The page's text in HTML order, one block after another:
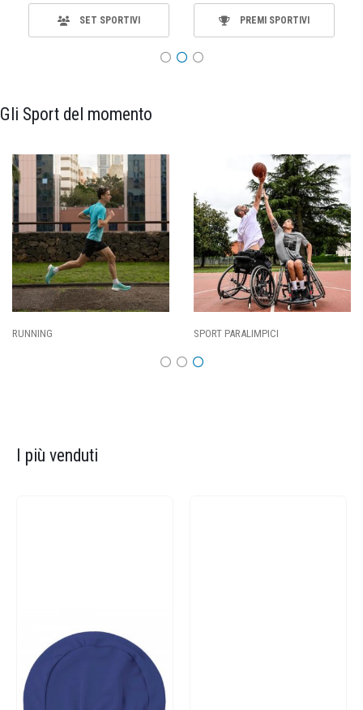
SET SPORTIVI PREMI SPORTIVI
Gli Sport del momento
SPORT PARALIMPICI CALCIO
I più venduti